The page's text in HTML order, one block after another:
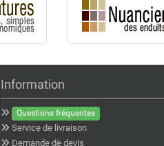
Information
Questions fréquentes
Service de livraison
Demande de devis